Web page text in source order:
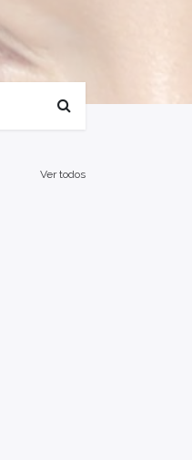
Ver todos